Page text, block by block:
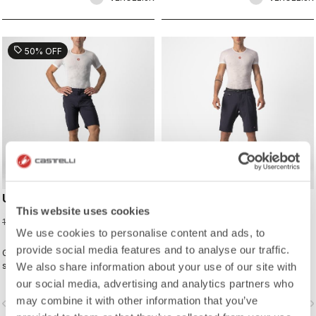
This website uses cookies
We use cookies to personalise content and ads, to
provide social media features and to analyse our traffic.
We also share information about your use of our site with
our social media, advertising and analytics partners who
may combine it with other information that you’ve
sell 50% OFF
UNLIMITED BAGGY SHORT
119,95 €
Geniet van de look van een baggy-
short zonder het gevoel, dankzij de
slankere pasvorm en stretch
geweven stof. Geschikt voor lange
afstandsritten, maar ook stijlvol als navigate_next
149,95 €
Deze prestatiegerichte baggy short
is gemaakt van ultralichte
stretchgeweven stof en heeft
verstelbare ventilatie om je koel te
houden.
navigate_before